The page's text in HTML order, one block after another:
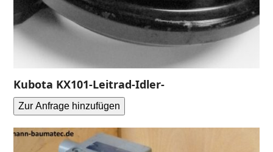
Kubota KX101-Leitrad-Idler-
Zur Anfrage hinzufügen